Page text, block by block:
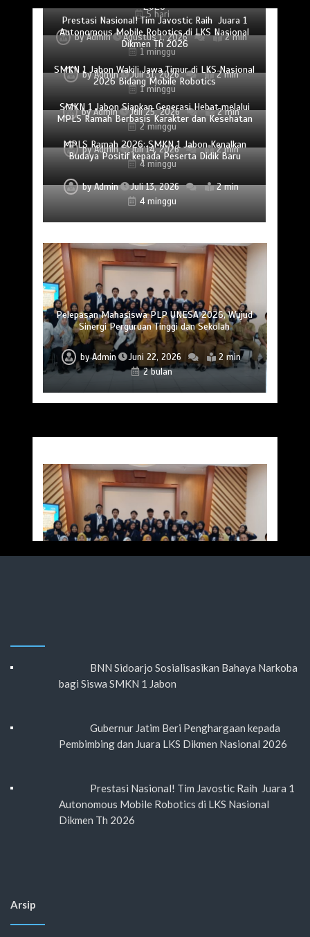
5 hari
2026
byAdmin Agustus 1, 2026
2 min
1 minggu
Prestasi Nasional! Tim Javostic Raih Juara 1
Autonomous Mobile Robotics di LKS Nasional
Dikmen Th 2026
byAdmin Juli 31, 2026
2 min
1 minggu
SMKN 1 Jabon Wakili Jawa Timur di LKS Nasional
2026 Bidang Mobile Robotics
byAdmin Juli 25, 2026
2 min
2 minggu
SMKN 1 Jabon Siapkan Generasi Hebat melalui
MPLS Ramah Berbasis Karakter dan Kesehatan
byAdmin Juli 14, 2026
2 min
4 minggu
MPLS Ramah 2026: SMKN 1 Jabon Kenalkan
Budaya Positif kepada Peserta Didik Baru
byAdmin Juli 13, 2026
2 min
4 minggu
Pelepasan Mahasiswa PLP UNESA 2026, Wujud
Sinergi Perguruan Tinggi dan Sekolah
byAdmin Juni 22, 2026
2 min
2 bulan
BNN Sidoarjo Sosialisasikan Bahaya Narkoba
bagi Siswa SMKN 1 Jabon
Gubernur Jatim Beri Penghargaan kepada
Pembimbing dan Juara LKS Dikmen Nasional 2026
Prestasi Nasional! Tim Javostic Raih Juara 1
Autonomous Mobile Robotics di LKS Nasional
Dikmen Th 2026
Arsip